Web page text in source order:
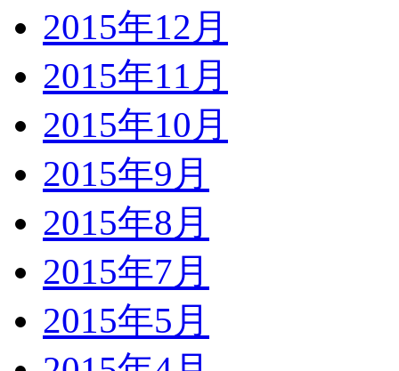
2015年12月
2015年11月
2015年10月
2015年9月
2015年8月
2015年7月
2015年5月